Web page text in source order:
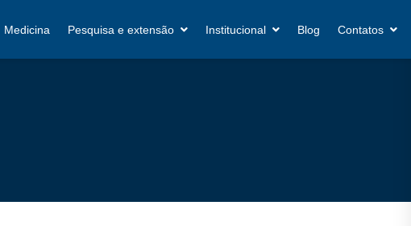
Medicina Pesquisa e extensão Institucional Blog Contatos